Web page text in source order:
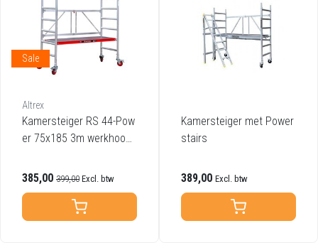
Sale
Altrex
Kamersteiger RS 44-Pow
er 75x185 3m werkhoogt
385,00 399,00 Excl. btw
Kamersteiger met Power
stairs
389,00 Excl. btw